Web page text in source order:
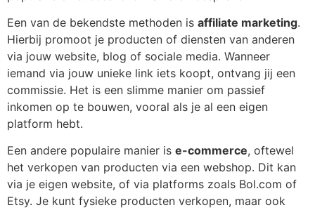
Een van de bekendste methoden is affiliate marketing.
Hierbij promoot je producten of diensten van anderen
via jouw website, blog of sociale media. Wanneer
iemand via jouw unieke link iets koopt, ontvang jij een
commissie. Het is een slimme manier om passief
inkomen op te bouwen, vooral als je al een eigen
platform hebt.
Een andere populaire manier is e-commerce, oftewel
het verkopen van producten via een webshop. Dit kan
via je eigen website, of via platforms zoals Bol.com of
Etsy. Je kunt fysieke producten verkopen, maar ook